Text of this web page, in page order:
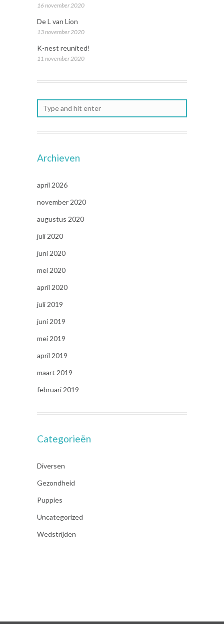
16 november 2020
De L van Lion
13 november 2020
K-nest reunited!
11 november 2020
Archieven
april 2026
november 2020
augustus 2020
juli 2020
juni 2020
mei 2020
april 2020
juli 2019
juni 2019
mei 2019
april 2019
maart 2019
februari 2019
Categorieën
Diversen
Gezondheid
Puppies
Uncategorized
Wedstrijden